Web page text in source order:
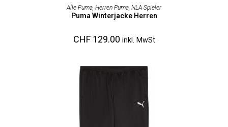
AUSFÜHRUNG WÄHLEN
Alle Puma Herren Puma NLA Spieler
Puma Winterjacke Herren
CHF129.00 inkl. MwSt